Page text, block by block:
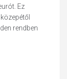
Ez
rendben